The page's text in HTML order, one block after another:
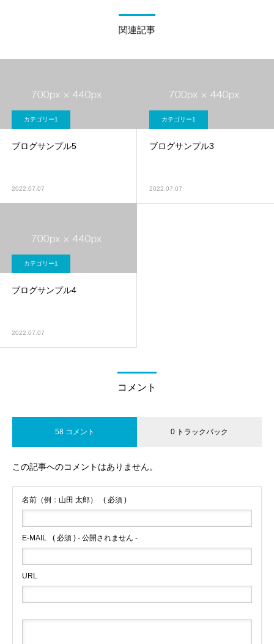
関連記事
カテゴリー1
ブログサンプル5
2022.07.07
カテゴリー1
ブログサンプル3
2022.07.07
カテゴリー1
ブログサンプル4
2022.07.07
コメント
58 コメント 0 トラックバック
この記事へのコメントはありません。
名前（例：山田 太郎） ( 必須 )
E-MAIL ( 必須 ) - 公開されません -
URL